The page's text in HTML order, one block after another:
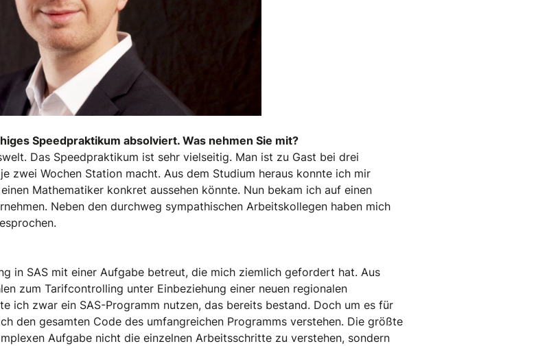
Speedpraktikum absolviert. Was nehmen Sie mit?
Das Speedpraktikum ist sehr vielseitig. Man ist zu Gast bei drei
zwei Wochen Station macht. Aus dem Studium heraus konnte ich mir
Mathematiker konkret aussehen könnte. Nun bekam ich auf einen
Neben den durchweg sympathischen Arbeitskollegen haben mich
in SAS mit einer Aufgabe betreut, die mich ziemlich gefordert hat. Aus
zum Tarifcontrolling unter Einbeziehung einer neuen regionalen
ich zwar ein SAS-Programm nutzen, das bereits bestand. Doch um es für
den gesamten Code des umfangreichen Programms verstehen. Die größte
Aufgabe nicht die einzelnen Arbeitsschritte zu verstehen, sondern